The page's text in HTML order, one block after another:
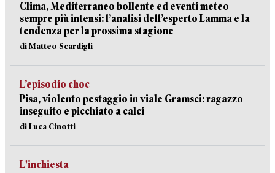
Clima, Mediterraneo bollente ed eventi meteo
sempre più intensi: l’analisi dell’esperto Lamma e la
tendenza per la prossima stagione
di Matteo Scardigli
L’episodio choc
Pisa, violento pestaggio in viale Gramsci: ragazzo
inseguito e picchiato a calci
di Luca Cinotti
L'inchiesta